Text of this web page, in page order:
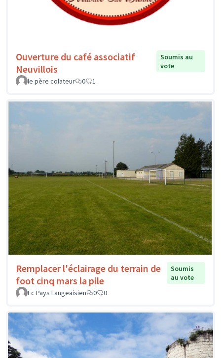
Ouverture du café associatif
Neuvillois
Soumis au
vote
le père colateur
0 1
Remplacer l'éclairage du terrain de
foot cinq mars la pile
Soumis
au vote
Fc Pays Langeaisien
0 0